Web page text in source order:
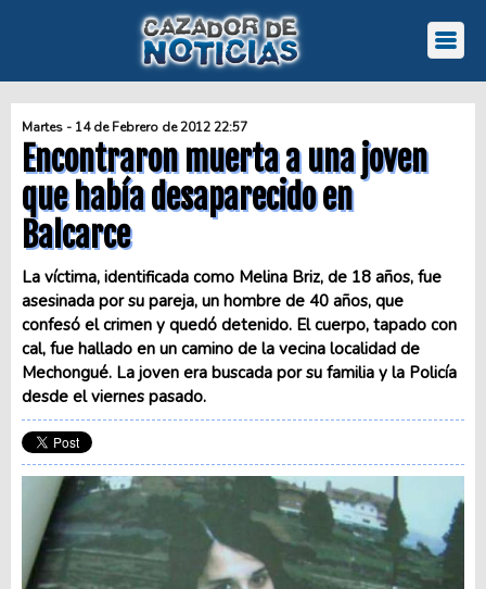
Martes - 14 de Febrero de 2012 22:57
Encontraron muerta a una joven
que había desaparecido en
Balcarce
La víctima, identificada como Melina Briz, de 18 años, fue
asesinada por su pareja, un hombre de 40 años, que
confesó el crimen y quedó detenido. El cuerpo, tapado con
cal, fue hallado en un camino de la vecina localidad de
Mechongué. La joven era buscada por su familia y la Policía
desde el viernes pasado.